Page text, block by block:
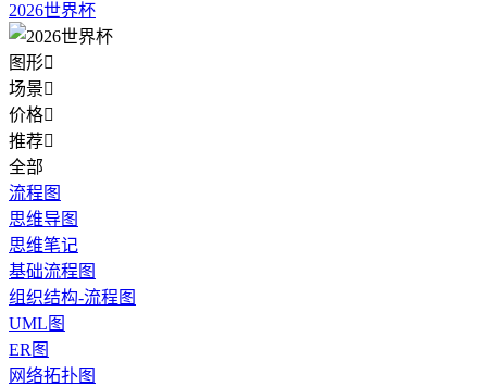
2026世界杯
图形
场景
价格
推荐
全部
流程图
思维导图
思维笔记
基础流程图
组织结构-流程图
UML图
ER图
网络拓扑图